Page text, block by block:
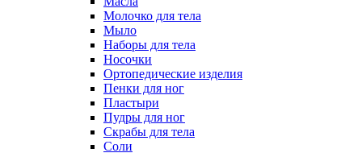
Молочко для тела
Мыло
Наборы для тела
Носочки
Ортопедические изделия
Пенки для ног
Пластыри
Пудры для ног
Скрабы для тела
Соли